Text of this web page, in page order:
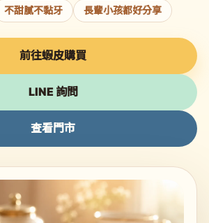
不甜膩不黏牙 長輩小孩都好分享
前往蝦皮購買
LINE 詢問
查看門市